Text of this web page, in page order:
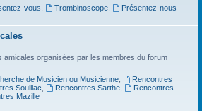
vous Trombinoscope,
Présentez-nous
amicales organisées par les membres du forum
de Musicien ou Musicienne,
Rencontres
Souillac Rencontres Sarthe,
Rencontres
Mazille